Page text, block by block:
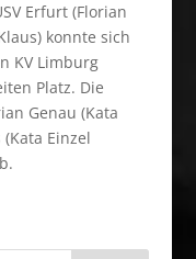
Erfurt (Florian
konnte sich
KV Limburg
Platz. Die
Genau (Kata
Einzel